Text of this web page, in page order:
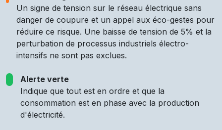
Un signe de tension sur le réseau électrique sans
danger de coupure et un appel aux éco-gestes pour
réduire ce risque. Une baisse de tension de 5% et la
perturbation de processus industriels électro-
intensifs ne sont pas exclues.
Alerte verte
Indique que tout est en ordre et que la
consommation est en phase avec la production
d'électricité.